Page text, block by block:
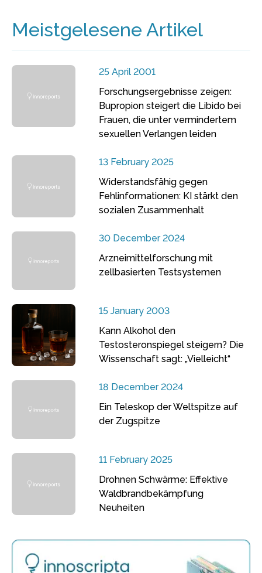
Meistgelesene Artikel
25 April 2001
Forschungsergebnisse zeigen:
Bupropion steigert die Libido bei
Frauen, die unter vermindertem
sexuellen Verlangen leiden
13 February 2025
Widerstandsfähig gegen
Fehlinformationen: KI stärkt den
sozialen Zusammenhalt
30 December 2024
Arzneimittelforschung mit
zellbasierten Testsystemen
15 January 2003
Kann Alkohol den
Testosteronspiegel steigern? Die
Wissenschaft sagt: „Vielleicht“
18 December 2024
Ein Teleskop der Weltspitze auf
der Zugspitze
11 February 2025
Drohnen Schwärme: Effektive
Waldbrandbekämpfung
Neuheiten